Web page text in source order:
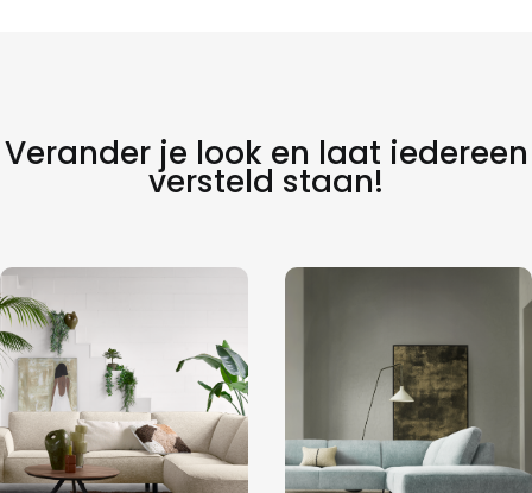
Verander je look en laat iedereen
versteld staan!